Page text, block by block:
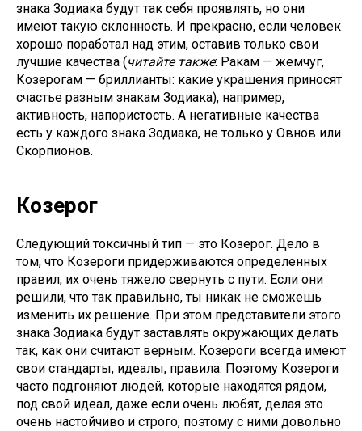
знака Зодиака будут так себя проявлять, но они
имеют такую склонность. И прекрасно, если человек
хорошо поработал над этим, оставив только свои
лучшие качества (читайте также: Ракам — жемчуг,
Козерогам — бриллианты: какие украшения приносят
счастье разным знакам Зодиака), например,
активность, напористость. А негативные качества
есть у каждого знака Зодиака, не только у Овнов или
Скорпионов.
Козерог
Следующий токсичный тип — это Козерог. Дело в
том, что Козероги придерживаются определенных
правил, их очень тяжело свернуть с пути. Если они
решили, что так правильно, ты никак не сможешь
изменить их решение. При этом представители этого
знака Зодиака будут заставлять окружающих делать
так, как они считают верным. Козероги всегда имеют
свои стандарты, идеалы, правила. Поэтому Козероги
часто подгоняют людей, которые находятся рядом,
под свой идеал, даже если очень любят, делая это
очень настойчиво и строго, поэтому с ними довольно